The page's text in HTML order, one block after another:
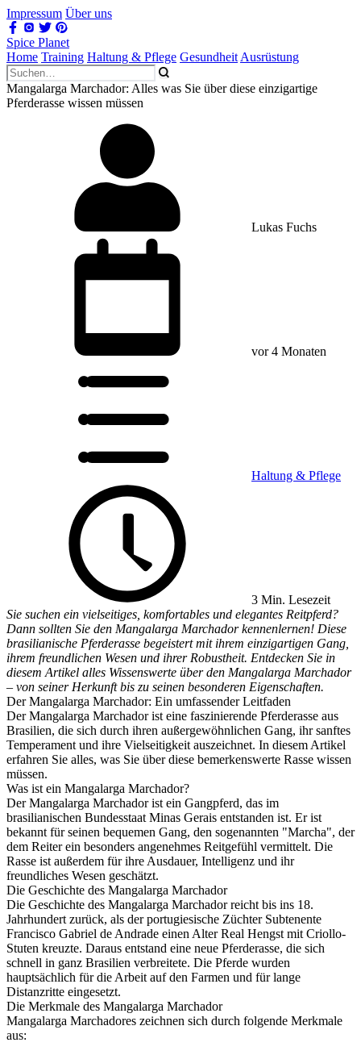
Impressum Über uns
Spice Planet
Home Training Haltung & Pflege Gesundheit Ausrüstung
Mangalarga Marchador: Alles was Sie über diese einzigartige
Pferderasse wissen müssen
Lukas Fuchs
vor 4 Monaten
Haltung & Pflege
3 Min. Lesezeit
Sie suchen ein vielseitiges, komfortables und elegantes Reitpferd?
Dann sollten Sie den Mangalarga Marchador kennenlernen! Diese
brasilianische Pferderasse begeistert mit ihrem einzigartigen Gang,
ihrem freundlichen Wesen und ihrer Robustheit. Entdecken Sie in
diesem Artikel alles Wissenswerte über den Mangalarga Marchador
– von seiner Herkunft bis zu seinen besonderen Eigenschaften.
Der Mangalarga Marchador: Ein umfassender Leitfaden
Der Mangalarga Marchador ist eine faszinierende Pferderasse aus
Brasilien, die sich durch ihren außergewöhnlichen Gang, ihr sanftes
Temperament und ihre Vielseitigkeit auszeichnet. In diesem Artikel
erfahren Sie alles, was Sie über diese bemerkenswerte Rasse wissen
müssen.
Was ist ein Mangalarga Marchador?
Der Mangalarga Marchador ist ein Gangpferd, das im
brasilianischen Bundesstaat Minas Gerais entstanden ist. Er ist
bekannt für seinen bequemen Gang, den sogenannten "Marcha", der
dem Reiter ein besonders angenehmes Reitgefühl vermittelt. Die
Rasse ist außerdem für ihre Ausdauer, Intelligenz und ihr
freundliches Wesen geschätzt.
Die Geschichte des Mangalarga Marchador
Die Geschichte des Mangalarga Marchador reicht bis ins 18.
Jahrhundert zurück, als der portugiesische Züchter Subtenente
Francisco Gabriel de Andrade einen Alter Real Hengst mit Criollo-
Stuten kreuzte. Daraus entstand eine neue Pferderasse, die sich
schnell in ganz Brasilien verbreitete. Die Pferde wurden
hauptsächlich für die Arbeit auf den Farmen und für lange
Distanzritte eingesetzt.
Die Merkmale des Mangalarga Marchador
Mangalarga Marchadores zeichnen sich durch folgende Merkmale
aus: